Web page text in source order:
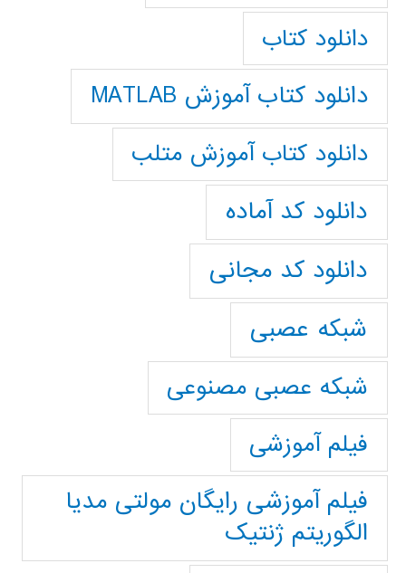
دانلود کتاب
دانلود کتاب آموزش MATLAB
دانلود کتاب آموزش متلب
دانلود کد آماده
دانلود کد مجانی
شبکه عصبی
شبکه عصبی مصنوعی
فیلم آموزشی
فیلم آموزشی رایگان مولتی مدیا
الگوریتم ژنتیک